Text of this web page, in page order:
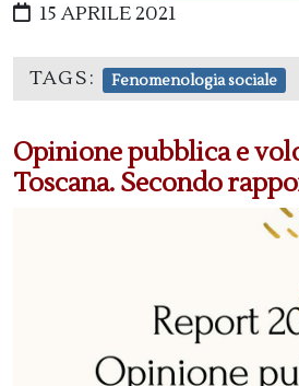
15 APRILE 2021
TAGS: Fenomenologia sociale
Opinione pubblica e
Toscana. Secondo